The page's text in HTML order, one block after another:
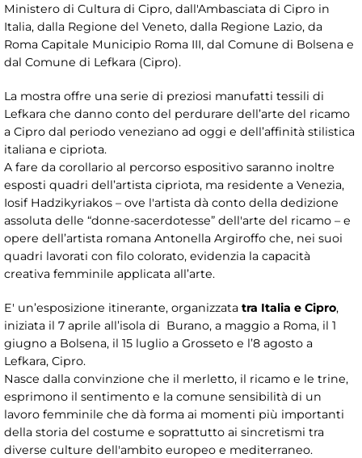
Ministero di Cultura di Cipro, dall'Ambasciata di Cipro in
Italia, dalla Regione del Veneto, dalla Regione Lazio, da
Roma Capitale Municipio Roma III, dal Comune di Bolsena e
dal Comune di Lefkara (Cipro).
La mostra offre una serie di preziosi manufatti tessili di
Lefkara che danno conto del perdurare dell’arte del ricamo
a Cipro dal periodo veneziano ad oggi e dell’affinità stilistica
italiana e cipriota.
A fare da corollario al percorso espositivo saranno inoltre
esposti quadri dell’artista cipriota, ma residente a Venezia,
Iosif Hadzikyriakos – ove l'artista dà conto della dedizione
assoluta delle “donne-sacerdotesse” dell'arte del ricamo – e
opere dell’artista romana Antonella Argiroffo che, nei suoi
quadri lavorati con filo colorato, evidenzia la capacità
creativa femminile applicata all’arte.
E' un’esposizione itinerante, organizzata tra Italia e Cipro,
iniziata il 7 aprile all’isola di Burano, a maggio a Roma, il 1
giugno a Bolsena, il 15 luglio a Grosseto e l’8 agosto a
Lefkara, Cipro.
Nasce dalla convinzione che il merletto, il ricamo e le trine,
esprimono il sentimento e la comune sensibilità di un
lavoro femminile che dà forma ai momenti più importanti
della storia del costume e soprattutto ai sincretismi tra
diverse culture dell'ambito europeo e mediterraneo.